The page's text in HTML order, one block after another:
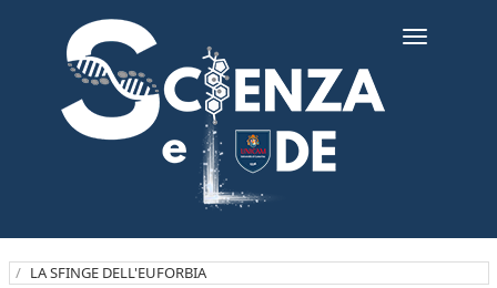
contenuto
Toggle
LA SFINGE DELL'EUFORBIA